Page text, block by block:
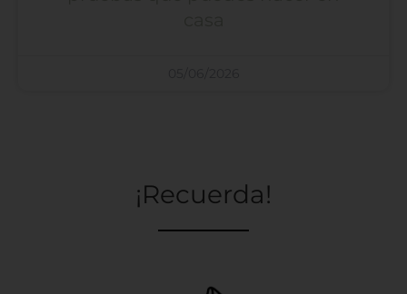
¡Recuerda!